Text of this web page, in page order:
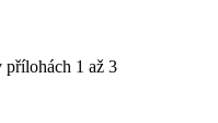
přílohách 1 až 3